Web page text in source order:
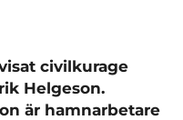
civilkurage
Helgeson.
är hamnarbetare